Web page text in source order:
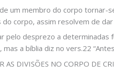
um membro do corpo tornar-
corpo, assim resolvem de
pelo desprezo a
mas a bíblia diz no vers.22
AS DIVISÕES NO CORPO DE